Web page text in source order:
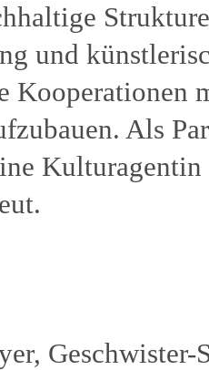
und
Kooperationen
Als